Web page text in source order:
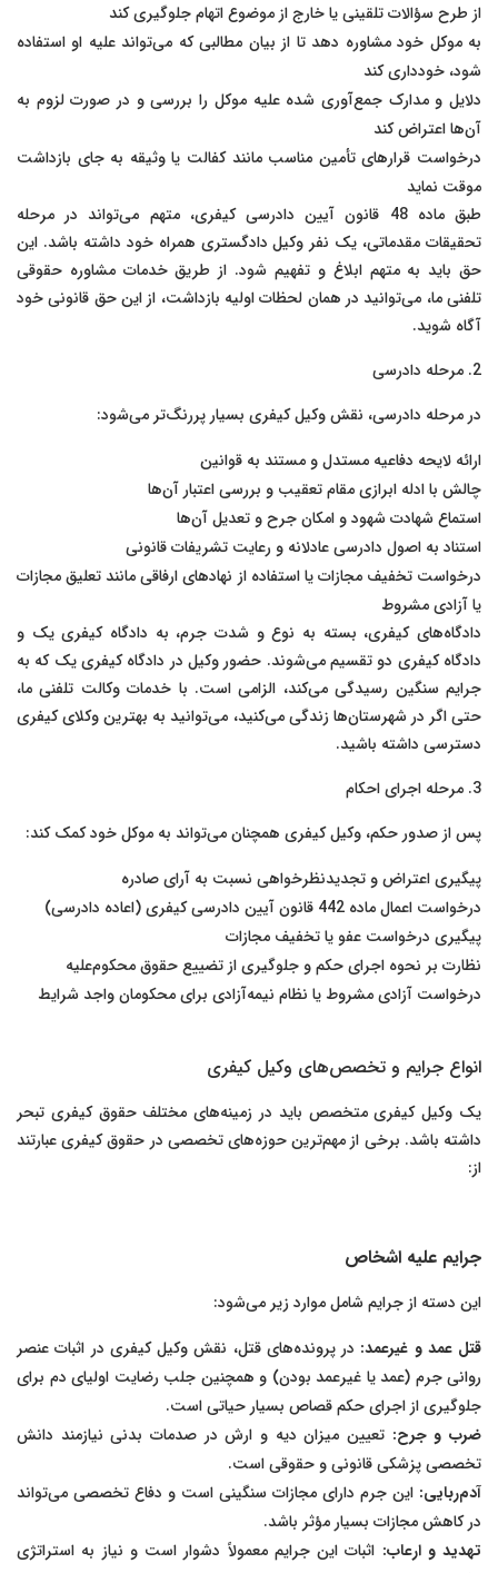
از طرح سؤالات تلقینی یا خارج از موضوع اتهام جلوگیری کند
به موکل خود مشاوره دهد تا از بیان مطالبی که می‌تواند علیه او استفاده
شود، خودداری کند
دلایل و مدارک جمع‌آوری شده علیه موکل را بررسی و در صورت لزوم به
آن‌ها اعتراض کند
درخواست قرارهای تأمین مناسب مانند کفالت یا وثیقه به جای بازداشت
موقت نماید
طبق ماده 48 قانون آیین دادرسی کیفری، متهم می‌تواند در مرحله
تحقیقات مقدماتی، یک نفر وکیل دادگستری همراه خود داشته باشد. این
حق باید به متهم ابلاغ و تفهیم شود. از طریق خدمات مشاوره حقوقی
تلفنی ما، می‌توانید در همان لحظات اولیه بازداشت، از این حق قانونی خود
آگاه شوید.
2. مرحله دادرسی
در مرحله دادرسی، نقش وکیل کیفری بسیار پررنگ‌تر می‌شود:
ارائه لایحه دفاعیه مستدل و مستند به قوانین
چالش با ادله ابرازی مقام تعقیب و بررسی اعتبار آن‌ها
استماع شهادت شهود و امکان جرح و تعدیل آن‌ها
استناد به اصول دادرسی عادلانه و رعایت تشریفات قانونی
درخواست تخفیف مجازات یا استفاده از نهادهای ارفاقی مانند تعلیق مجازات
یا آزادی مشروط
دادگاه‌های کیفری، بسته به نوع و شدت جرم، به دادگاه کیفری یک و
دادگاه کیفری دو تقسیم می‌شوند. حضور وکیل در دادگاه کیفری یک که به
جرایم سنگین رسیدگی می‌کند، الزامی است. با خدمات وکالت تلفنی ما،
حتی اگر در شهرستان‌ها زندگی می‌کنید، می‌توانید به بهترین وکلای کیفری
دسترسی داشته باشید.
3. مرحله اجرای احکام
پس از صدور حکم، وکیل کیفری همچنان می‌تواند به موکل خود کمک کند:
پیگیری اعتراض و تجدیدنظرخواهی نسبت به آرای صادره
درخواست اعمال ماده 442 قانون آیین دادرسی کیفری (اعاده دادرسی)
پیگیری درخواست عفو یا تخفیف مجازات
نظارت بر نحوه اجرای حکم و جلوگیری از تضییع حقوق محکوم‌علیه
درخواست آزادی مشروط یا نظام نیمه‌آزادی برای محکومان واجد شرایط
انواع جرایم و تخصص‌های وکیل کیفری
یک وکیل کیفری متخصص باید در زمینه‌های مختلف حقوق کیفری تبحر
داشته باشد. برخی از مهم‌ترین حوزه‌های تخصصی در حقوق کیفری عبارتند
از:
جرایم علیه اشخاص
این دسته از جرایم شامل موارد زیر می‌شود:
قتل عمد و غیرعمد: در پرونده‌های قتل، نقش وکیل کیفری در اثبات عنصر
روانی جرم (عمد یا غیرعمد بودن) و همچنین جلب رضایت اولیای دم برای
جلوگیری از اجرای حکم قصاص بسیار حیاتی است.
ضرب و جرح: تعیین میزان دیه و ارش در صدمات بدنی نیازمند دانش
تخصصی پزشکی قانونی و حقوقی است.
آدم‌ربایی: این جرم دارای مجازات سنگینی است و دفاع تخصصی می‌تواند
در کاهش مجازات بسیار مؤثر باشد.
تهدید و ارعاب: اثبات این جرایم معمولاً دشوار است و نیاز به استراتژی